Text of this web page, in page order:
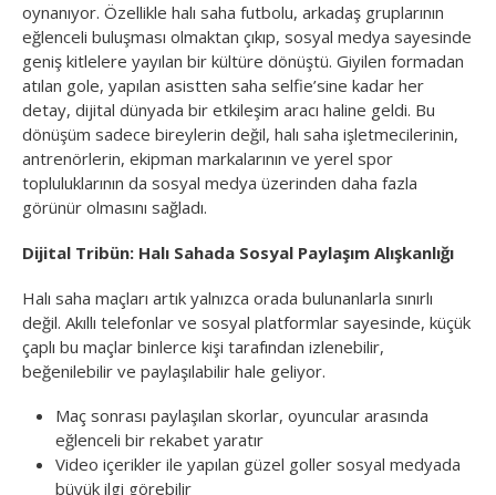
oynanıyor. Özellikle halı saha futbolu, arkadaş gruplarının
eğlenceli buluşması olmaktan çıkıp, sosyal medya sayesinde
geniş kitlelere yayılan bir kültüre dönüştü. Giyilen formadan
atılan gole, yapılan asistten saha selfie’sine kadar her
detay, dijital dünyada bir etkileşim aracı haline geldi. Bu
dönüşüm sadece bireylerin değil, halı saha işletmecilerinin,
antrenörlerin, ekipman markalarının ve yerel spor
topluluklarının da sosyal medya üzerinden daha fazla
görünür olmasını sağladı.
Dijital Tribün: Halı Sahada Sosyal Paylaşım Alışkanlığı
Halı saha maçları artık yalnızca orada bulunanlarla sınırlı
değil. Akıllı telefonlar ve sosyal platformlar sayesinde, küçük
çaplı bu maçlar binlerce kişi tarafından izlenebilir,
beğenilebilir ve paylaşılabilir hale geliyor.
Maç sonrası paylaşılan skorlar, oyuncular arasında
eğlenceli bir rekabet yaratır
Video içerikler ile yapılan güzel goller sosyal medyada
büyük ilgi görebilir